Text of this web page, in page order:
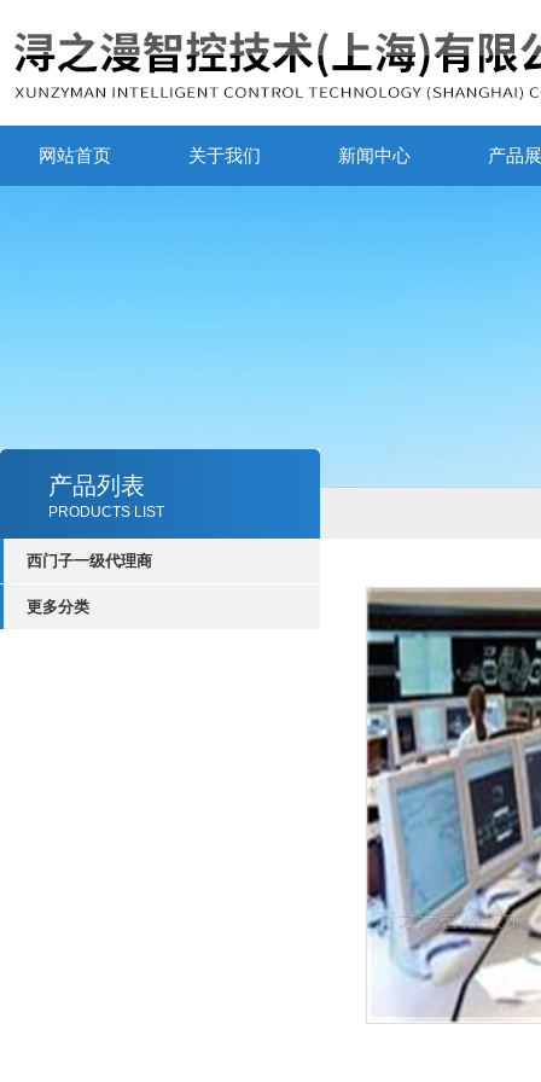
网站首页 关于我们 新闻中心 产品
产品列表
PRODUCTS LIST
西门子一级代理商
更多分类